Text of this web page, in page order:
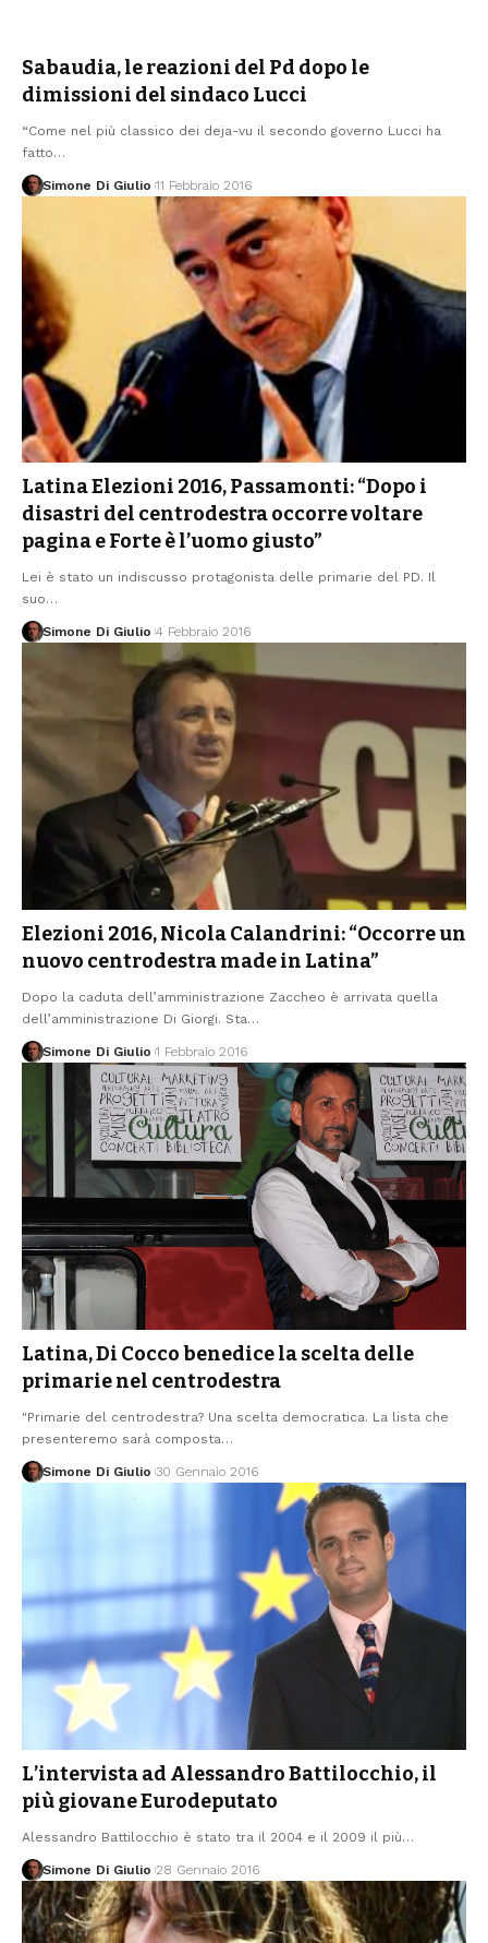
Sabaudia, le reazioni del Pd dopo le
dimissioni del sindaco Lucci
“Come nel più classico dei deja-vu il secondo governo Lucci ha
fatto…
Simone Di Giulio 11 Febbraio 2016
Latina Elezioni 2016, Passamonti: “Dopo i
disastri del centrodestra occorre voltare
pagina e Forte è l’uomo giusto”
Lei è stato un indiscusso protagonista delle primarie del PD. Il
suo…
Simone Di Giulio 4 Febbraio 2016
Elezioni 2016, Nicola Calandrini: “Occorre un
nuovo centrodestra made in Latina”
Dopo la caduta dell’amministrazione Zaccheo è arrivata quella
dell’amministrazione Di Giorgi. Sta…
Simone Di Giulio 1 Febbraio 2016
Latina, Di Cocco benedice la scelta delle
primarie nel centrodestra
"Primarie del centrodestra? Una scelta democratica. La lista che
presenteremo sarà composta…
Simone Di Giulio 30 Gennaio 2016
L’intervista ad Alessandro Battilocchio, il
più giovane Eurodeputato
Alessandro Battilocchio è stato tra il 2004 e il 2009 il più…
Simone Di Giulio 28 Gennaio 2016